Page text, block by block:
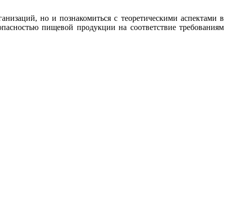
но и познакомиться с теоретическими аспектами в
пищевой продукции на соответствие требованиям